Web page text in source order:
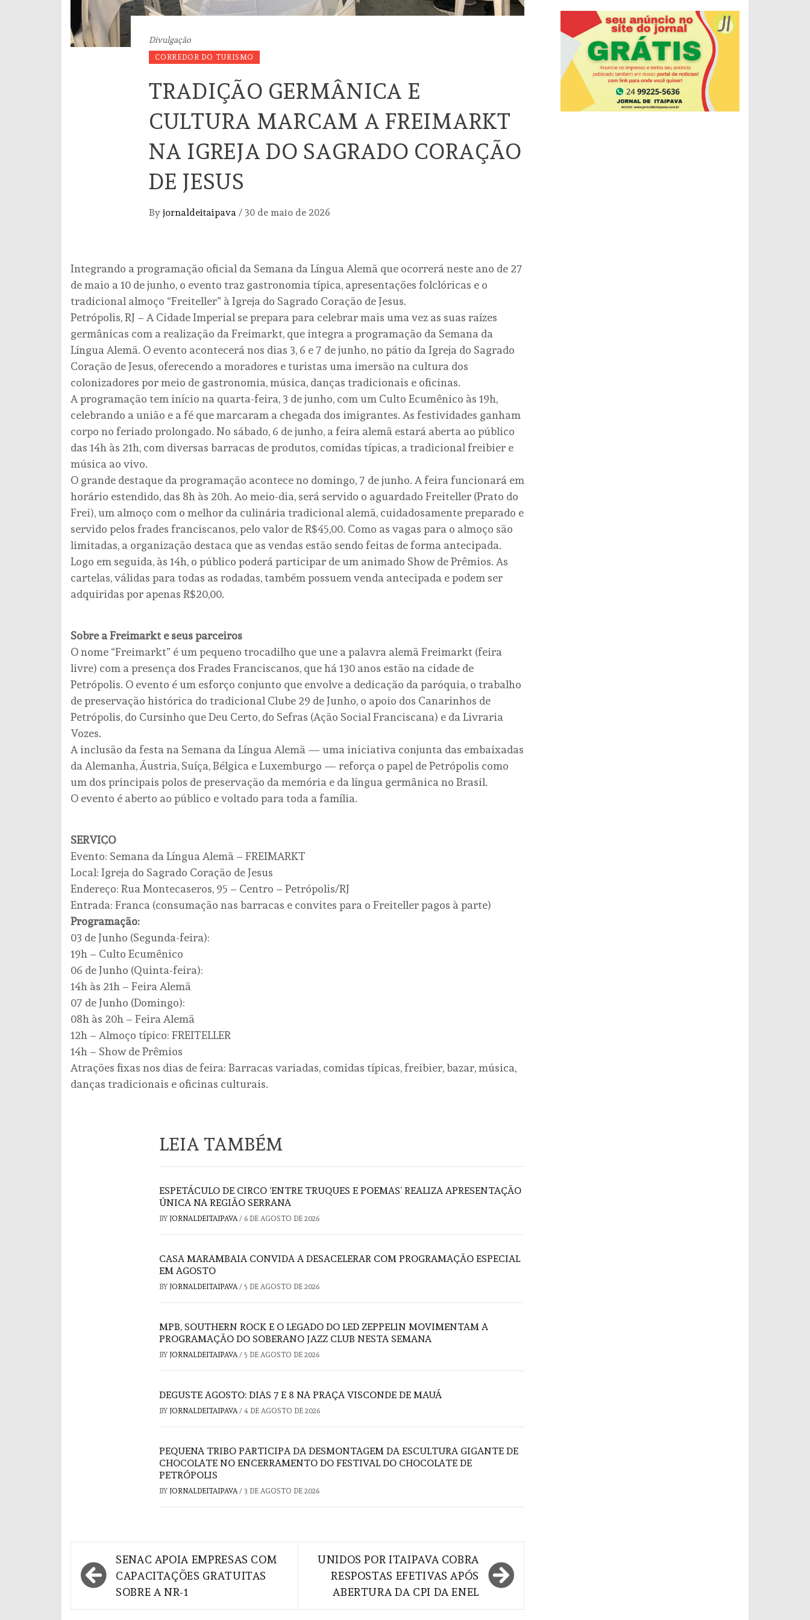
Divulgação
CORREDOR DO TURISMO
TRADIÇÃO GERMÂNICA E
CULTURA MARCAM A FREIMARKT
NA IGREJA DO SAGRADO CORAÇÃO
DE JESUS
By jornaldeitaipava / 30 de maio de 2026
Integrando a programação oficial da Semana da Língua Alemã que ocorrerá neste ano de 27
de maio a 10 de junho, o evento traz gastronomia típica, apresentações folclóricas e o
tradicional almoço “Freiteller” à Igreja do Sagrado Coração de Jesus.
Petrópolis, RJ – A Cidade Imperial se prepara para celebrar mais uma vez as suas raízes
germânicas com a realização da Freimarkt, que integra a programação da Semana da
Língua Alemã. O evento acontecerá nos dias 3, 6 e 7 de junho, no pátio da Igreja do Sagrado
Coração de Jesus, oferecendo a moradores e turistas uma imersão na cultura dos
colonizadores por meio de gastronomia, música, danças tradicionais e oficinas.
A programação tem início na quarta-feira, 3 de junho, com um Culto Ecumênico às 19h,
celebrando a união e a fé que marcaram a chegada dos imigrantes. As festividades ganham
corpo no feriado prolongado. No sábado, 6 de junho, a feira alemã estará aberta ao público
das 14h às 21h, com diversas barracas de produtos, comidas típicas, a tradicional freibier e
música ao vivo.
O grande destaque da programação acontece no domingo, 7 de junho. A feira funcionará em
horário estendido, das 8h às 20h. Ao meio-dia, será servido o aguardado Freiteller (Prato do
Frei), um almoço com o melhor da culinária tradicional alemã, cuidadosamente preparado e
servido pelos frades franciscanos, pelo valor de R$45,00. Como as vagas para o almoço são
limitadas, a organização destaca que as vendas estão sendo feitas de forma antecipada.
Logo em seguida, às 14h, o público poderá participar de um animado Show de Prêmios. As
cartelas, válidas para todas as rodadas, também possuem venda antecipada e podem ser
adquiridas por apenas R$20,00.
Sobre a Freimarkt e seus parceiros
O nome “Freimarkt” é um pequeno trocadilho que une a palavra alemã Freimarkt (feira
livre) com a presença dos Frades Franciscanos, que há 130 anos estão na cidade de
Petrópolis. O evento é um esforço conjunto que envolve a dedicação da paróquia, o trabalho
de preservação histórica do tradicional Clube 29 de Junho, o apoio dos Canarinhos de
Petrópolis, do Cursinho que Deu Certo, do Sefras (Ação Social Franciscana) e da Livraria
Vozes.
A inclusão da festa na Semana da Língua Alemã — uma iniciativa conjunta das embaixadas
da Alemanha, Áustria, Suíça, Bélgica e Luxemburgo — reforça o papel de Petrópolis como
um dos principais polos de preservação da memória e da língua germânica no Brasil.
O evento é aberto ao público e voltado para toda a família.
SERVIÇO
Evento: Semana da Língua Alemã – FREIMARKT
Local: Igreja do Sagrado Coração de Jesus
Endereço: Rua Montecaseros, 95 – Centro – Petrópolis/RJ
Entrada: Franca (consumação nas barracas e convites para o Freiteller pagos à parte)
Programação:
03 de Junho (Segunda-feira):
19h – Culto Ecumênico
06 de Junho (Quinta-feira):
14h às 21h – Feira Alemã
07 de Junho (Domingo):
08h às 20h – Feira Alemã
12h – Almoço típico: FREITELLER
14h – Show de Prêmios
Atrações fixas nos dias de feira: Barracas variadas, comidas típicas, freibier, bazar, música,
danças tradicionais e oficinas culturais.
LEIA TAMBÉM
ESPETÁCULO DE CIRCO ‘ENTRE TRUQUES E POEMAS’ REALIZA APRESENTAÇÃO
ÚNICA NA REGIÃO SERRANA
BY JORNALDEITAIPAVA / 6 DE AGOSTO DE 2026
CASA MARAMBAIA CONVIDA A DESACELERAR COM PROGRAMAÇÃO ESPECIAL
EM AGOSTO
BY JORNALDEITAIPAVA / 5 DE AGOSTO DE 2026
MPB, SOUTHERN ROCK E O LEGADO DO LED ZEPPELIN MOVIMENTAM A
PROGRAMAÇÃO DO SOBERANO JAZZ CLUB NESTA SEMANA
BY JORNALDEITAIPAVA / 5 DE AGOSTO DE 2026
DEGUSTE AGOSTO: DIAS 7 E 8 NA PRAÇA VISCONDE DE MAUÁ
BY JORNALDEITAIPAVA / 4 DE AGOSTO DE 2026
PEQUENA TRIBO PARTICIPA DA DESMONTAGEM DA ESCULTURA GIGANTE DE
CHOCOLATE NO ENCERRAMENTO DO FESTIVAL DO CHOCOLATE DE
PETRÓPOLIS
BY JORNALDEITAIPAVA / 3 DE AGOSTO DE 2026
Navegação
de
SENAC APOIA EMPRESAS COM
CAPACITAÇÕES GRATUITAS
SOBRE A NR-1
UNIDOS POR ITAIPAVA COBRA
RESPOSTAS EFETIVAS APÓS
ABERTURA DA CPI DA ENEL